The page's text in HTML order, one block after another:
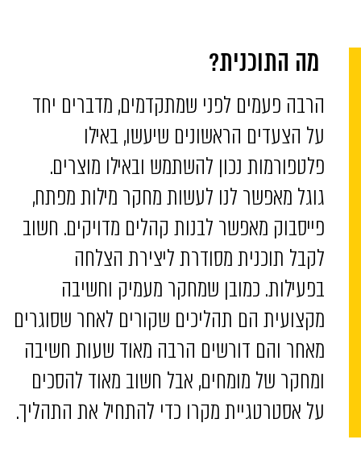
מה התוכנית?
הרבה פעמים לפני שמתקדמים, מדברים יחד
על הצעדים הראשונים שיעשו, באילו
פלטפורמות נכון להשתמש ובאילו מוצרים.
גוגל מאפשר לנו לעשות מחקר מילות מפתח,
פייסבוק מאפשר לבנות קהלים מדויקים. חשוב
לקבל תוכנית מסודרת ליצירת הצלחה
בפעילות. כמובן שמחקר מעמיק וחשיבה
מקצועית הם תהליכים שקורים לאחר שסוגרים
מאחר והם דורשים הרבה מאוד שעות חשיבה
ומחקר של מומחים, אבל חשוב מאוד להסכים
על אסטרטגיית מקרו כדי להתחיל את התהליך.